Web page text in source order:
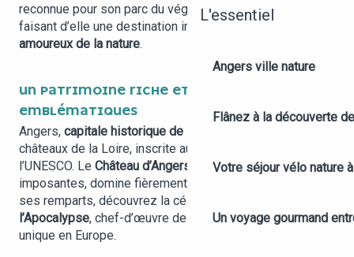
L'essentiel
Angers ville nature
Flânez à la découverte
Votre séjour vélo nature
Un voyage gourmand
reconnue pour son parc du végétal,le parc Terra Botanica
faisant d’elle une destination incontournable pour les
amoureux de la nature.
UN PATRIMOINE RICHE ET DES CHÂTEAUX
EMBLÉMATIQUES
Angers, capitale historique de l’Anjou
châteaux de la Loire, inscrite au patrimoine mondial de
l’UNESCO. Le Château d’Angers
, avec ses 17 tours
imposantes, domine fièrement la Maine. À l’intérieur de
ses remparts, découvrez la célèbre
l’Apocalypse, chef-d’œuvre de la tapisserie médiévale
unique en Europe.